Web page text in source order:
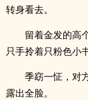
转身看去。
留着金发的高
只手拎着只粉色小
季窈一怔，对
露出全脸。